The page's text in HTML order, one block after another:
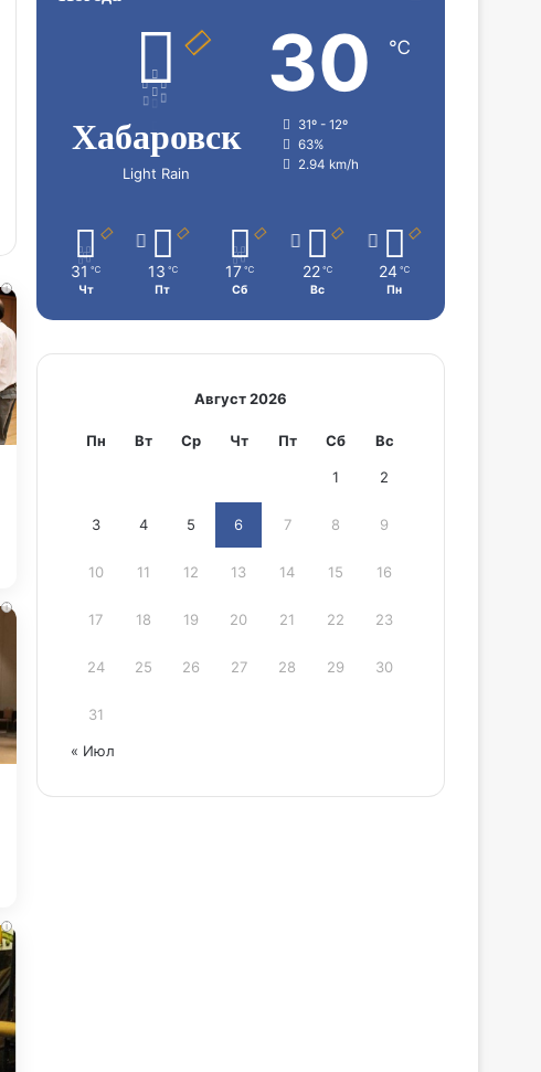
i
i
i
Хабаровск
Light Rain
30 ℃
31º - 12º
63%
2.94 km/h
31 ℃
Чт
13 ℃
Пт
17 ℃
Сб
22 ℃
Вс
24 ℃
Пн
Август 2026
Пн Вт Ср Чт Пт Сб Вс
1 2
3 4 5 6 7 8 9
10 11 12 13 14 15 16
17 18 19 20 21 22 23
24 25 26 27 28 29 30
31
« Июл